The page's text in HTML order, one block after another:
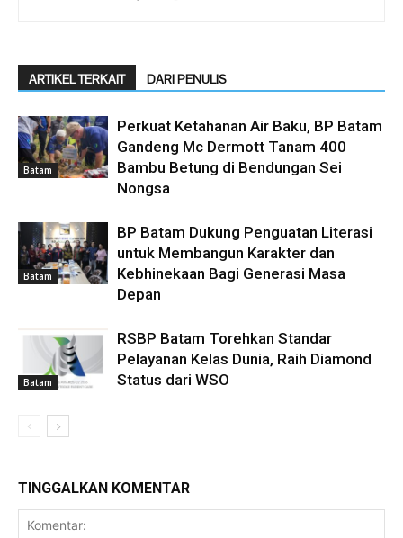
ARTIKEL TERKAIT DARI PENULIS
Batam
Perkuat Ketahanan Air Baku, BP Batam
Gandeng Mc Dermott Tanam 400
Bambu Betung di Bendungan Sei
Nongsa
Batam
BP Batam Dukung Penguatan Literasi
untuk Membangun Karakter dan
Kebhinekaan Bagi Generasi Masa
Depan
Batam
RSBP Batam Torehkan Standar
Pelayanan Kelas Dunia, Raih Diamond
Status dari WSO
TINGGALKAN KOMENTAR